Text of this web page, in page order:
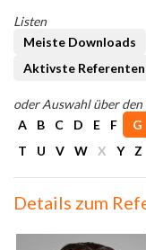
Listen
Meiste Downloads
Aktivste Referenten
oder Auswahl über den
A
B C D E F G
T
U V W X Y Z
Details zum